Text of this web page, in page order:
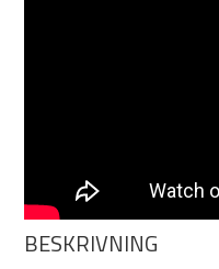
BESKRIVNING